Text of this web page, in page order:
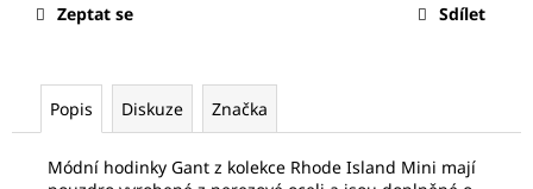
Zeptat se Sdílet
Popis Diskuze Značka
Módní hodinky Gant z kolekce Rhode Island Mini mají
m
FREDERIQUE
CONSTANT
FC-
705S4S6